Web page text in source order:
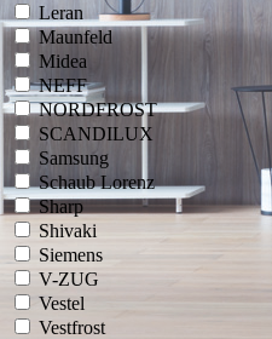
Leran
Maunfeld
Midea
NEFF
NORDFROST
SCANDILUX
Samsung
Schaub Lorenz
Sharp
Shivaki
Siemens
V-ZUG
Vestel
Vestfrost